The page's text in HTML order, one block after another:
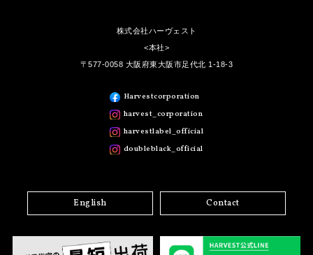
株式会社ハーヴェスト
<本社>
〒577-0058 大阪府東大阪市足代北 1-18-3
Harvestcorporation
harvest_corporation
harvestlabel_official
doubleblack_official
English Contact